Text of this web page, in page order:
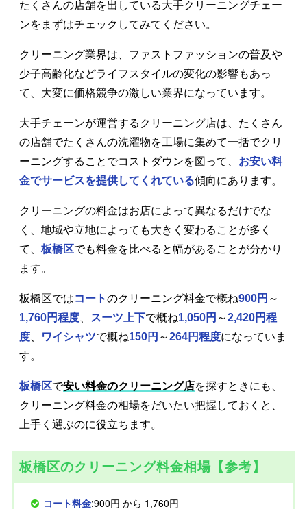
たくさんの店舗を出している大手クリーニングチェー
ンをまずはチェックしてみてください。
クリーニング業界は、ファストファッションの普及や
少子高齢化などライフスタイルの変化の影響もあっ
て、大変に価格競争の激しい業界になっています。
大手チェーンが運営するクリーニング店は、たくさん
の店舗でたくさんの洗濯物を工場に集めて一括でクリ
ーニングすることでコストダウンを図って、 お安い料
金でサービスを提供してくれている傾向にあります。
クリーニングの料金はお店によって異なるだけでな
く、地域や立地によっても大きく変わることが多く
て、 板橋区でも料金を比べると幅があることが分かり
ます。
板橋区ではコートのクリーニング料金で概ね900円 ～
1,760円程度
スーツ上下で概ね1,050円 ～2,420円程
度
ワイシャツで概ね150円 ～264円程度になっていま
す。
板橋区で安い料金のクリーニング店を探すときにも、
クリーニング料金の相場をだいたい把握しておくと、
上手く選ぶのに役立ちます。
板橋区のクリーニング料金相場【参考】
コート料金:900円 から 1,760円